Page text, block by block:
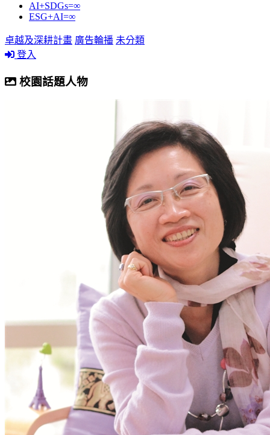
AI+SDGs=∞
ESG+AI=∞
卓越及深耕計畫 廣告輪播 未分類
登入
校園話題人物